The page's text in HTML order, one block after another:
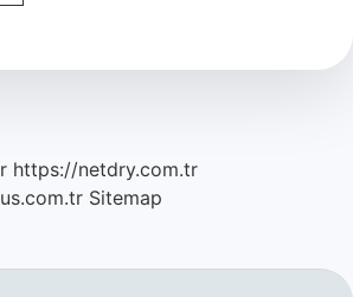
https://netdry.com.tr
Sitemap